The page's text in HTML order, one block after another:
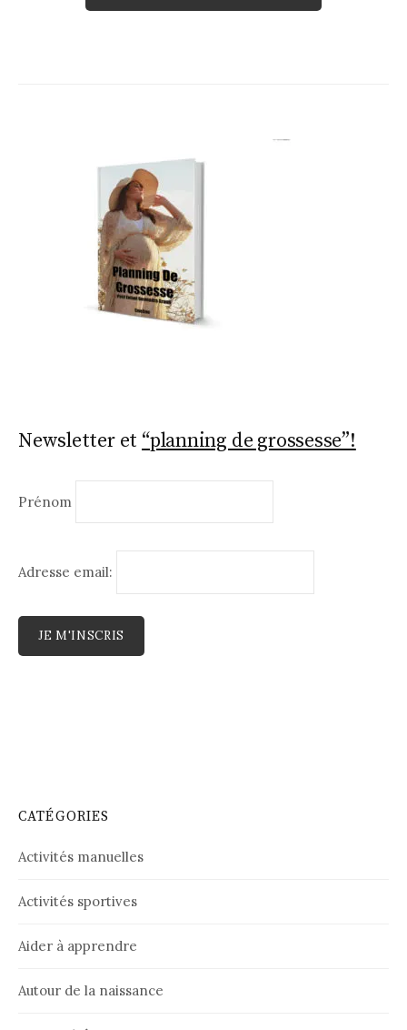
Newsletter et “planning de grossesse”!
Prénom
Adresse email:
CATÉGORIES
Activités manuelles
Activités sportives
Aider à apprendre
Autour de la naissance